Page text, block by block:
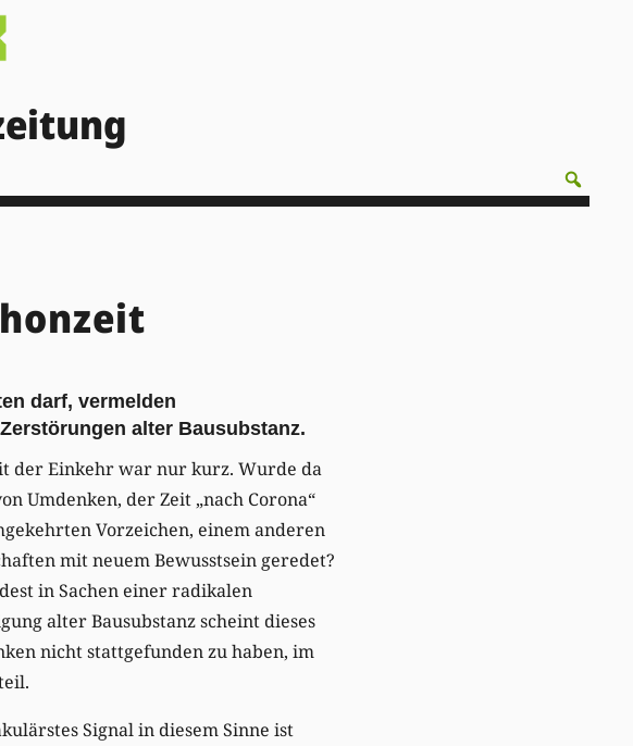
darf, vermelden
alter Bausubstanz.
der Einkehr war nur kurz. Wurde da
Umdenken, der Zeit „nach Corona“
Vorzeichen, einem anderen
mit neuem Bewusstsein geredet?
in Sachen einer radikalen
alter Bausubstanz scheint dieses
nicht stattgefunden zu haben, im
Signal in diesem Sinne ist